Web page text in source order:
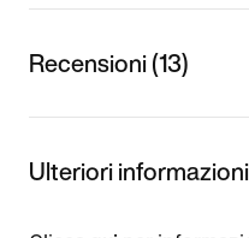
Recensioni (13)
Ulteriori informazioni